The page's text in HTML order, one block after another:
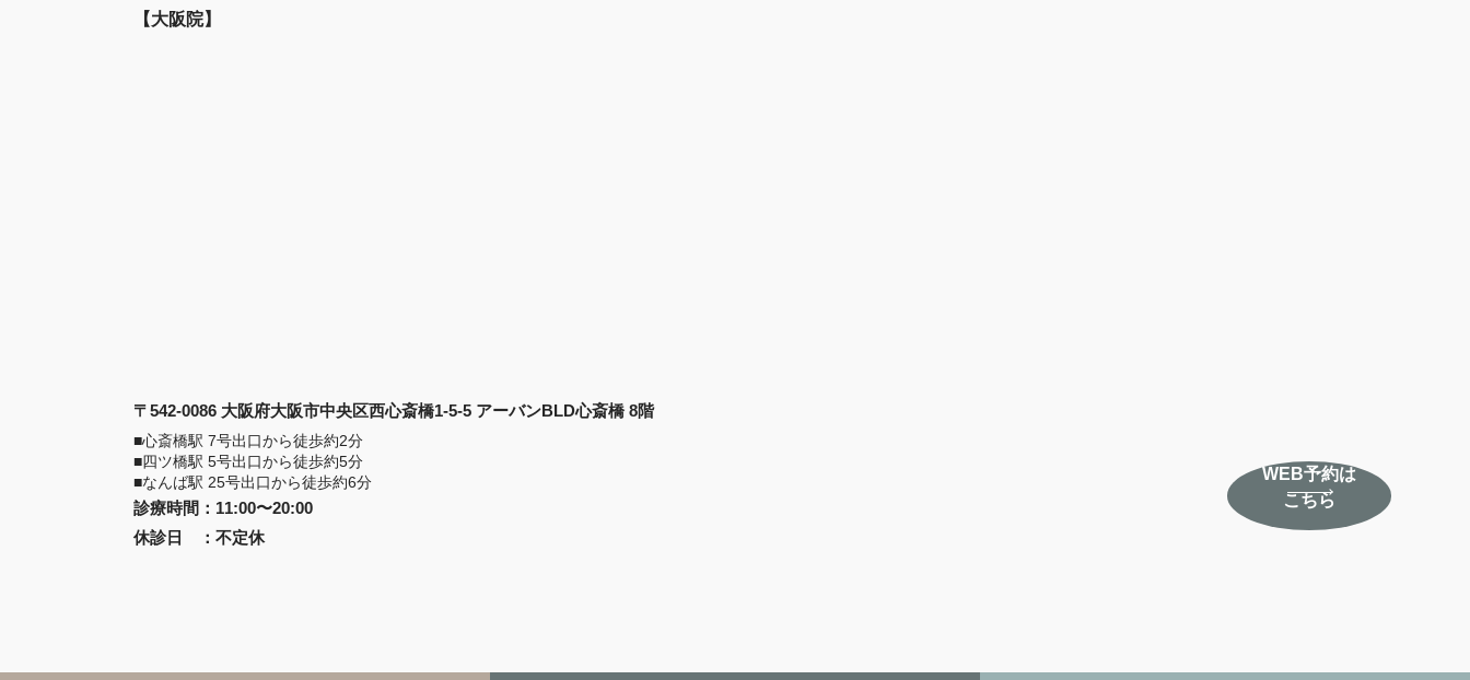
【大阪院】
〒542-0086 大阪府大阪市中央区西心斎橋1-5-5 アーバンBLD心斎橋 8階
■心斎橋駅 7号出口から徒歩約2分
■四ツ橋駅 5号出口から徒歩約5分
■なんば駅 25号出口から徒歩約6分
診療時間 ： 11:00〜20:00
休診日
： 不定休
WEB予約は
こちら